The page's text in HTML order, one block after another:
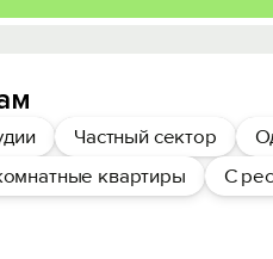
Частный сектор
квартиры С